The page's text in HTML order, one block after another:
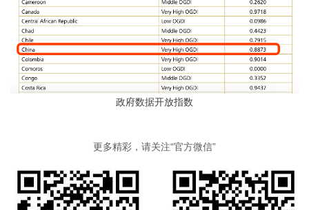
政府数据开放指数
更多精彩，请关注“官方微信”